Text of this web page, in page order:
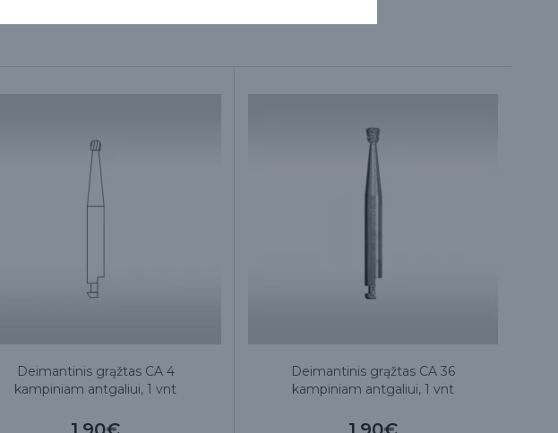
Deimantinis grąžtas CA 4
kampiniam antgaliui, 1 vnt
Deimantinis grąžtas CA 36
kampiniam antgaliui, 1 vnt